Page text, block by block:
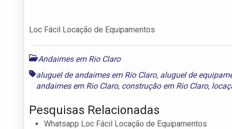
Loc Fácil Locação de Equipamentos
Andaimes em Rio Claro
aluguel de andaimes em Rio Claro, aluguel de
andaimes em Rio Claro, construção em Rio Claro,
Pesquisas Relacionadas
Whatsapp Loc Fácil Locação de Equipamentos